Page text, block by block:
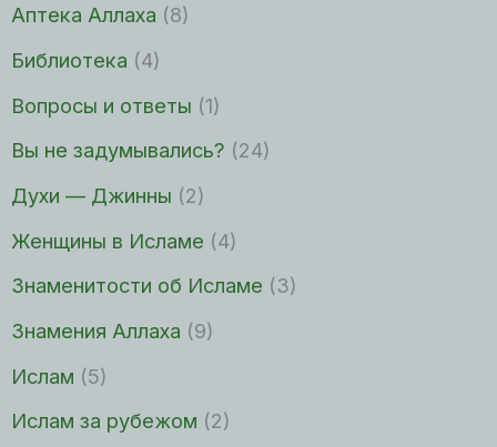
Аптека Аллаха (8)
Библиотека (4)
Вопросы и ответы (1)
Вы не задумывались? (24)
Духи — Джинны (2)
Женщины в Исламе (4)
Знаменитости об Исламе (3)
Знамения Аллаха (9)
Ислам (5)
Ислам за рубежом (2)